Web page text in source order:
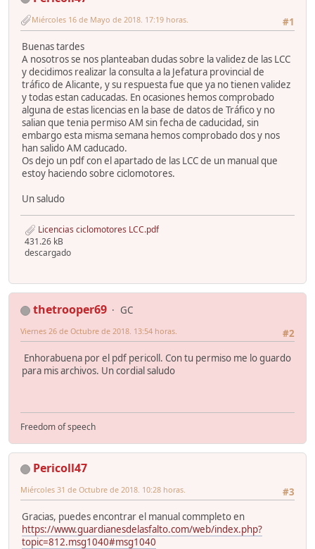
#1
Miércoles 16 de Mayo de 2018. 17:19 horas.
Buenas tardes
A nosotros se nos planteaban dudas sobre la validez de las LCC
y decidimos realizar la consulta a la Jefatura provincial de
tráfico de Alicante, y su respuesta fue que ya no tienen validez
y todas estan caducadas. En ocasiones hemos comprobado
alguna de estas licencias en la base de datos de Tráfico y no
salian que tenia permiso AM sin fecha de caducidad, sin
embargo esta misma semana hemos comprobado dos y nos
han salido AM caducado.
Os dejo un pdf con el apartado de las LCC de un manual que
estoy haciendo sobre ciclomotores.
Un saludo
Licencias ciclomotores LCC.pdf
431.26 kB
descargado
thetrooper69
GC
#2
Viernes 26 de Octubre de 2018. 13:54 horas.
Enhorabuena por el pdf pericoll. Con tu permiso me lo guardo
para mis archivos. Un cordial saludo
Freedom of speech
Pericoll47
#3
Miércoles 31 de Octubre de 2018. 10:28 horas.
Gracias, puedes encontrar el manual commpleto en
https://www.guardianesdelasfalto.com/web/index.php?
topic=812.msg1040#msg1040